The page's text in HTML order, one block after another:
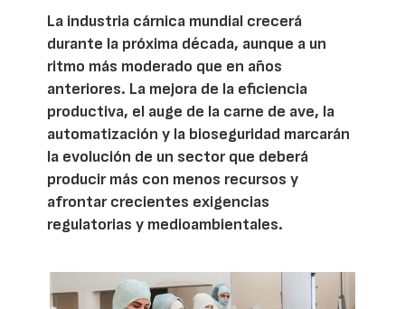
La industria cárnica mundial crecerá
durante la próxima década, aunque a un
ritmo más moderado que en años
anteriores. La mejora de la eficiencia
productiva, el auge de la carne de ave, la
automatización y la bioseguridad marcarán
la evolución de un sector que deberá
producir más con menos recursos y
afrontar crecientes exigencias
regulatorias y medioambientales.